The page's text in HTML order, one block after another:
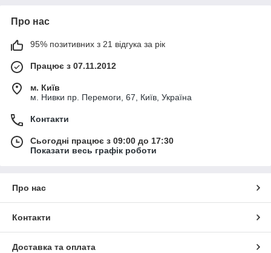
Про нас
95% позитивних з 21 відгука за рік
Працює з 07.11.2012
м. Київ
м. Нивки пр. Перемоги, 67, Київ, Україна
Контакти
Сьогодні працює з 09:00 до 17:30
Показати весь графік роботи
Про нас
Контакти
Доставка та оплата